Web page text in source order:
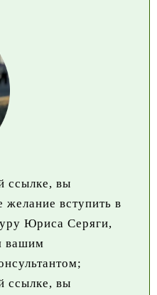
ссылке, вы
желание вступить в
Юриса Серяги,
вашим
ссылке, вы